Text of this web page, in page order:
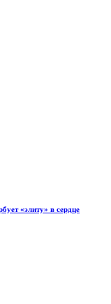
«элиту» в сердце